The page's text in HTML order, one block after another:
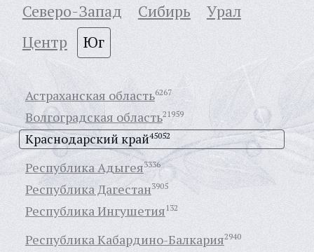
Северо-Запад
Сибирь
Урал
Центр
Юг
Астраханская область6267
Волгоградская область21959
Краснодарский край45052
Республика Адыгея3336
Республика Дагестан3905
Республика Ингушетия132
Республика Кабардино-Балкария2940